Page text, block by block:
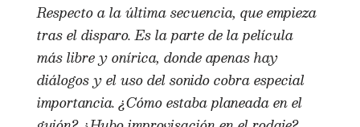
Respecto a la última secuencia, que empieza
tras el disparo. Es la parte de la película
más libre y onírica, donde apenas hay
diálogos y el uso del sonido cobra especial
importancia. ¿Cómo estaba planeada en el